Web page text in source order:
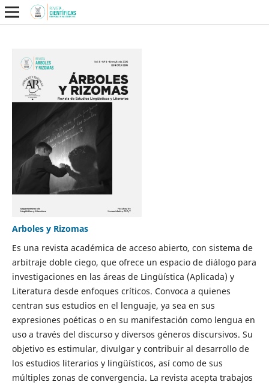
Arboles y Rizomas
Es una revista académica de acceso abierto, con sistema de
arbitraje doble ciego, que ofrece un espacio de diálogo para
investigaciones en las áreas de Lingüística (Aplicada) y
Literatura desde enfoques críticos. Convoca a quienes
centran sus estudios en el lenguaje, ya sea en sus
expresiones poéticas o en su manifestación como lengua en
uso a través del discurso y diversos géneros discursivos. Su
objetivo es estimular, divulgar y contribuir al desarrollo de
los estudios literarios y lingüísticos, así como de sus
múltiples zonas de convergencia. La revista acepta trabajos